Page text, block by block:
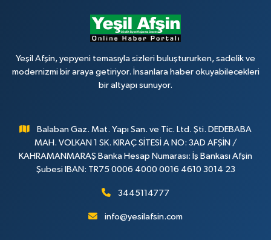
Yeşil Afşin, yepyeni temasıyla sizleri buluştururken, sadelik ve
modernizmi bir araya getiriyor. İnsanlara haber okuyabilecekleri
bir altyapı sunuyor.
Balaban Gaz. Mat. Yapı San. ve Tic. Ltd. Şti. DEDEBABA
MAH. VOLKAN 1 SK. KIRAÇ SİTESİ A NO: 3AD AFŞİN /
KAHRAMANMARAŞ Banka Hesap Numarası: İş Bankası Afşin
Şubesi IBAN: TR75 0006 4000 0016 4610 3014 23
3445114777
info@yesilafsin.com